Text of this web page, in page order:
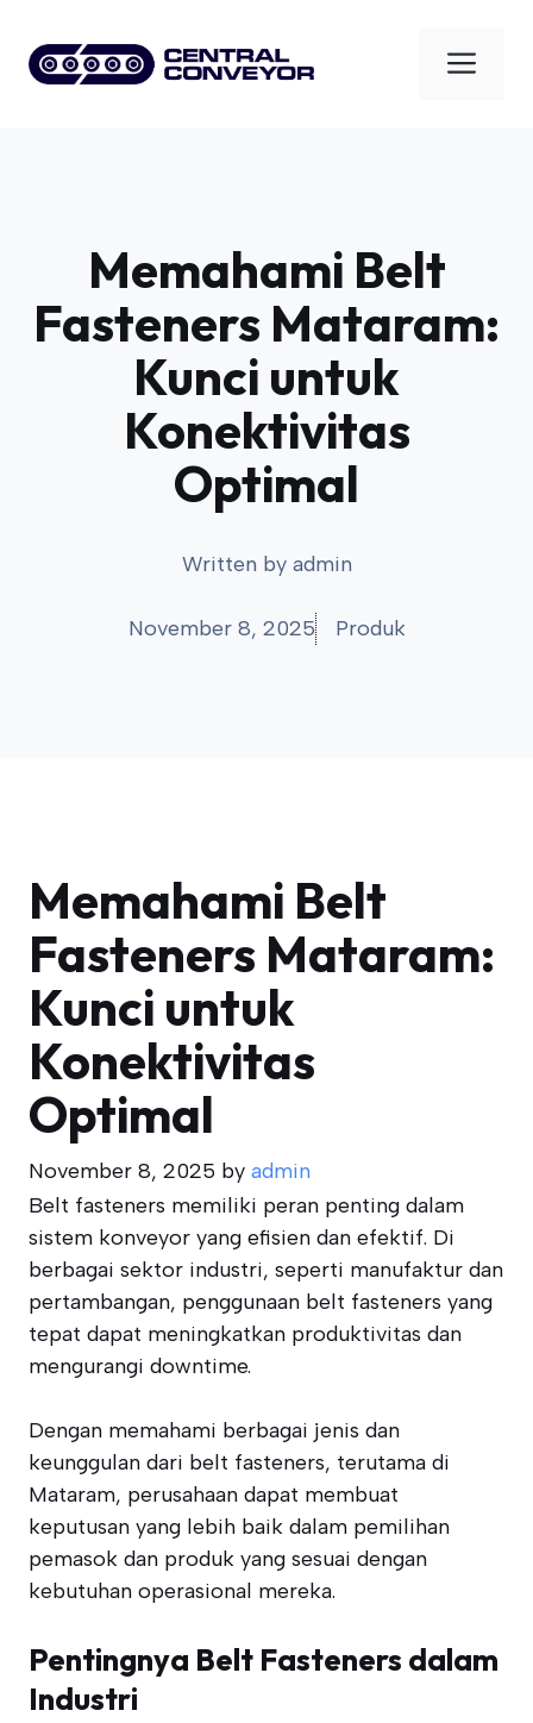
content
Memahami Belt
Fasteners Mataram:
Kunci untuk
Konektivitas
Optimal
Written by admin
November 8, 2025 Produk
Memahami Belt
Fasteners Mataram:
Kunci untuk
Konektivitas
Optimal
November 8, 2025 by admin
Belt fasteners memiliki peran penting dalam
sistem konveyor yang efisien dan efektif. Di
berbagai sektor industri, seperti manufaktur dan
pertambangan, penggunaan belt fasteners yang
tepat dapat meningkatkan produktivitas dan
mengurangi downtime.
Dengan memahami berbagai jenis dan
keunggulan dari belt fasteners, terutama di
Mataram, perusahaan dapat membuat
keputusan yang lebih baik dalam pemilihan
pemasok dan produk yang sesuai dengan
kebutuhan operasional mereka.
Pentingnya Belt Fasteners dalam
Industri